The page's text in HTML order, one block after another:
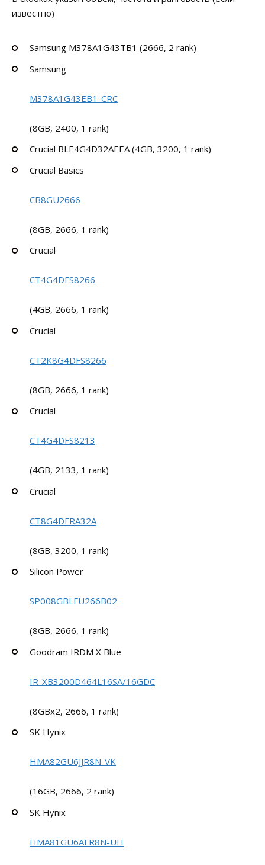
известно)
Samsung M378A1G43TB1 (2666, 2 rank)
Samsung
M378A1G43EB1-CRC
(8GB, 2400, 1 rank)
Crucial BLE4G4D32AEEA (4GB, 3200, 1 rank)
Crucial Basics
CB8GU2666
(8GB, 2666, 1 rank)
Crucial
CT4G4DFS8266
(4GB, 2666, 1 rank)
Crucial
CT2K8G4DFS8266
(8GB, 2666, 1 rank)
Crucial
CT4G4DFS8213
(4GB, 2133, 1 rank)
Crucial
CT8G4DFRA32A
(8GB, 3200, 1 rank)
Silicon Power
SP008GBLFU266B02
(8GB, 2666, 1 rank)
Goodram IRDM X Blue
IR-XB3200D464L16SA/16GDC
(8GBx2, 2666, 1 rank)
SK Hynix
HMA82GU6JJR8N-VK
(16GB, 2666, 2 rank)
SK Hynix
HMA81GU6AFR8N-UH